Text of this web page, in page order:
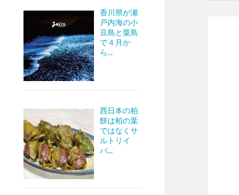
香川県が瀬
戸内海の小
豆島と粟島
で４月か
ら...
西日本の柏
餅は柏の葉
ではなくサ
ルトリイ
バ...